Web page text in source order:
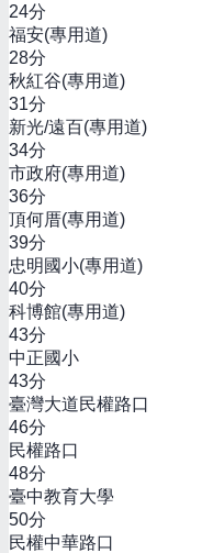
24分
福安(專用道)
28分
秋紅谷(專用道)
31分
新光/遠百(專用道)
34分
市政府(專用道)
36分
頂何厝(專用道)
39分
忠明國小(專用道)
40分
科博館(專用道)
43分
中正國小
43分
臺灣大道民權路口
46分
民權路口
48分
臺中教育大學
50分
民權中華路口